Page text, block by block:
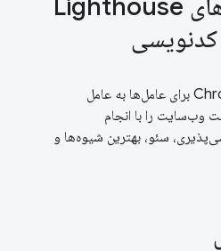
خودکارسازی ممیزی‌های Lighthouse
کدنویسی
Lighthouse در Chrome DevTools برای عامل‌ها به عامل
وب‌سایت را با انجام
سئو، بهترین شیوه‌ها و